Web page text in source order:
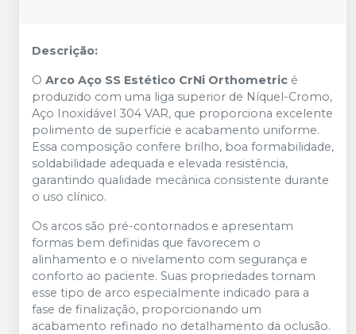
Descrição:
O Arco Aço SS Estético CrNi Orthometric é
produzido com uma liga superior de Níquel-Cromo,
Aço Inoxidável 304 VAR, que proporciona excelente
polimento de superfície e acabamento uniforme.
Essa composição confere brilho, boa formabilidade,
soldabilidade adequada e elevada resistência,
garantindo qualidade mecânica consistente durante
o uso clínico.
Os arcos são pré-contornados e apresentam
formas bem definidas que favorecem o
alinhamento e o nivelamento com segurança e
conforto ao paciente. Suas propriedades tornam
esse tipo de arco especialmente indicado para a
fase de finalização, proporcionando um
acabamento refinado no detalhamento da oclusão.